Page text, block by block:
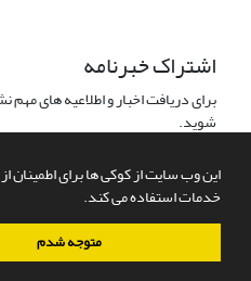
این وب سایت از کوکی ها برای اطمینان از
خدمات استفاده می کند.
متوجه شدم
اشتراک خبرنامه
برای دریافت اخبار و اطلاعیه های
شوید.
سامانه مدیریت نشریات علمی.طراحی